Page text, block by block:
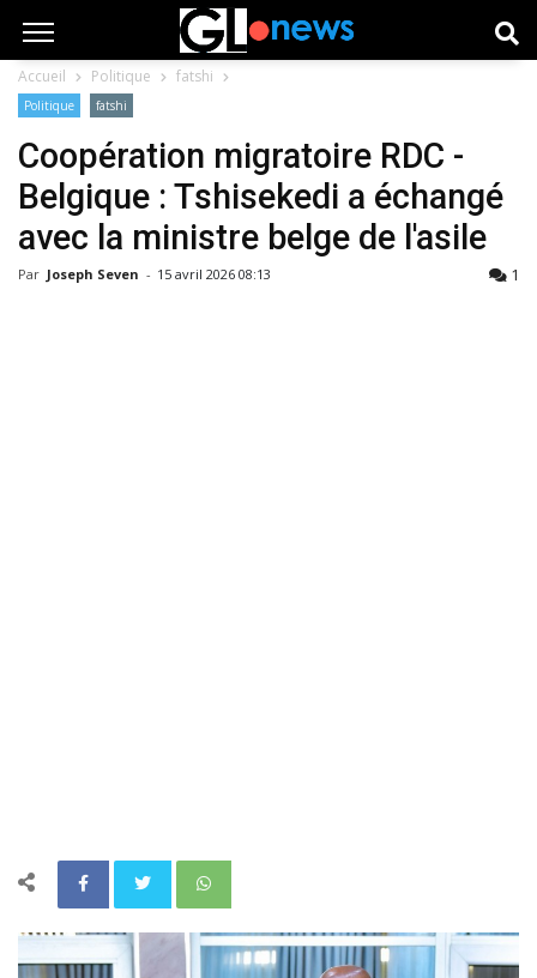
Accueil Politique fatshi
Politique fatshi
Coopération migratoire RDC -
Belgique : Tshisekedi a échangé
avec la ministre belge de l'asile
Par Joseph Seven - 15 avril 2026 08:13 1